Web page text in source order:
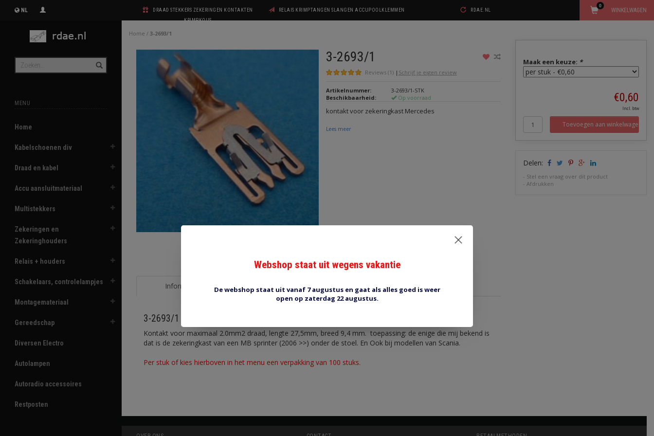
NL
DRAAD STEKKERS ZEKERINGEN KONTAKTEN
KRIMPKOUS
RELAIS KRIMPTANGEN SLANGEN ACCUPOOLKLEMMEN RDAE.NL WINKELWAGEN
0
MENU
Home
Kabelschoenen div
Draad en kabel
Accu aansluitmateriaal
Multistekkers
Zekeringen en
Zekeringhouders
Relais + houders
Schakelaars, controlelampjes
Montagemateriaal
Gereedschap
Diversen Electro
Autolampen
Autoradio accessoires
Restposten
Home / 3-2693/1
3-2693/1
Reviews (1) | Schrijf je eigen review
Artikelnummer:
3-2693/1-STK
Beschikbaarheid:
Op voorraad
kontakt voor zekeringkast Mercedes
Lees meer
Informatie Reviews (1) Tags (0)
3-2693/1
Kontakt voor maximaal 2.0mm2 draad, lengte 27,5mm, breed 9,4 mm. toepassing: de enige die mij bekend is
dat is de zekeringkast van een MB sprinter (2006 >>) onder de stoel. En Ook bij modellen van Scania.
Per stuk of kies hierboven in het menu een verpakking van 100 stuks.
Maak een keuze: *
€0,60
Incl. btw
Toevoegen aan winkelwagen
Delen:
- Stel een vraag over dit product
-Afdrukken
Webshop staat uit wegens vakantie
De webshop staat uit vanaf 7 augustus en gaat als alles goed is weer
open op zaterdag 22 augustus.